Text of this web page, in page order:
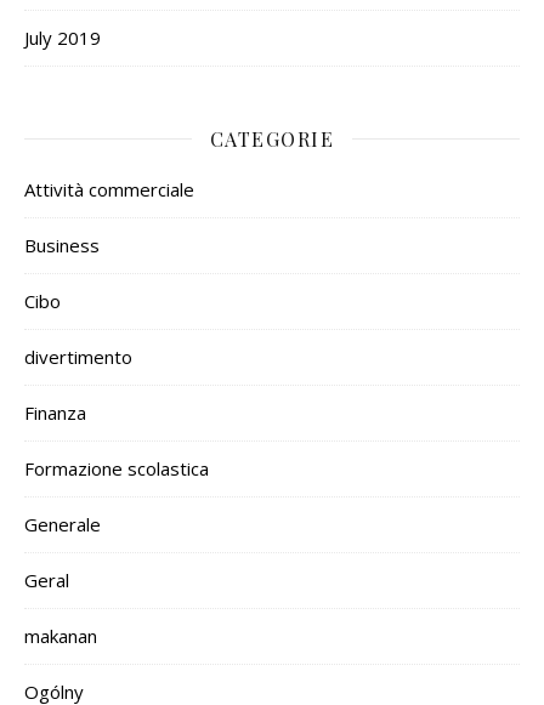
July 2019
CATEGORIE
Attività commerciale
Business
Cibo
divertimento
Finanza
Formazione scolastica
Generale
Geral
makanan
Ogólny